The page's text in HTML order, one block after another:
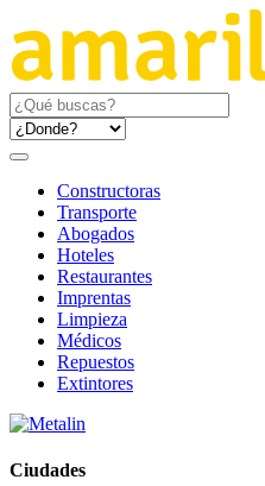
Constructoras
Transporte
Abogados
Hoteles
Restaurantes
Imprentas
Limpieza
Médicos
Repuestos
Extintores
Ciudades